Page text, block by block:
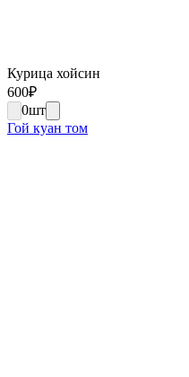
Курица хойсин
600₽
0шт
Гой куан том